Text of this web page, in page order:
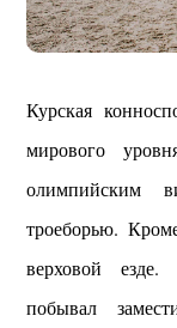
Курская
мирового
олимпийским
троеборью.
верховой
побывал